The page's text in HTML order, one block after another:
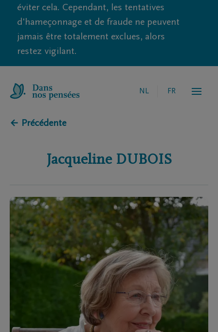
éviter cela. Cependant, les tentatives
d'hameçonnage et de fraude ne peuvent
jamais être totalement exclues, alors
restez vigilant.
NL FR
← Précédente
Jacqueline DUBOIS